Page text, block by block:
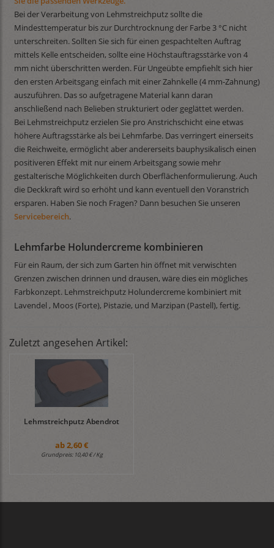
Bei der Verarbeitung von Lehmstreichputz sollte die
Mindesttemperatur bis zur Durchtrocknung der Farbe 3 °C nicht
unterschreiten. Sollten Sie sich für einen gespachtelten Auftrag
mittels Kelle entscheiden, sollte eine Höchstauftragsstärke von 4
mm nicht überschritten werden. Für Ungeübte empfiehlt sich hier
den ersten Arbeitsgang einfach mit einer Zahnkelle (4 mm-Zahnung)
auszuführen. Das so aufgetragene Material kann daran
anschließend nach Belieben strukturiert oder geglättet werden.
Bei Lehmstreichputz erzielen Sie pro Anstrichschicht eine etwas
höhere Auftragsstärke als bei Lehmfarbe. Das verringert einerseits
die Reichweite, ermöglicht aber andererseits bauphysikalisch einen
positiveren Effekt mit nur einem Arbeitsgang sowie mehr
gestalterische Möglichkeiten durch Oberflächenformulierung. Auch
die Deckkraft wird so erhöht und kann eventuell den Voranstrich
ersparen. Haben Sie noch Fragen? Dann besuchen Sie unseren
Servicebereich.
Lehmfarbe Holundercreme kombinieren
Für ein Raum, der sich zum Garten hin öffnet mit verwischten
Grenzen zwischen drinnen und drausen, wäre dies ein mögliches
Farbkonzept. Lehmstreichputz Holundercreme kombiniert mit
Lavendel , Moos (Forte), Pistazie, und Marzipan (Pastell), fertig.
Zuletzt angesehen Artikel:
Lehmstreichputz Abendrot
ab2,60 €
Grundpreis: 10,40 € / Kg